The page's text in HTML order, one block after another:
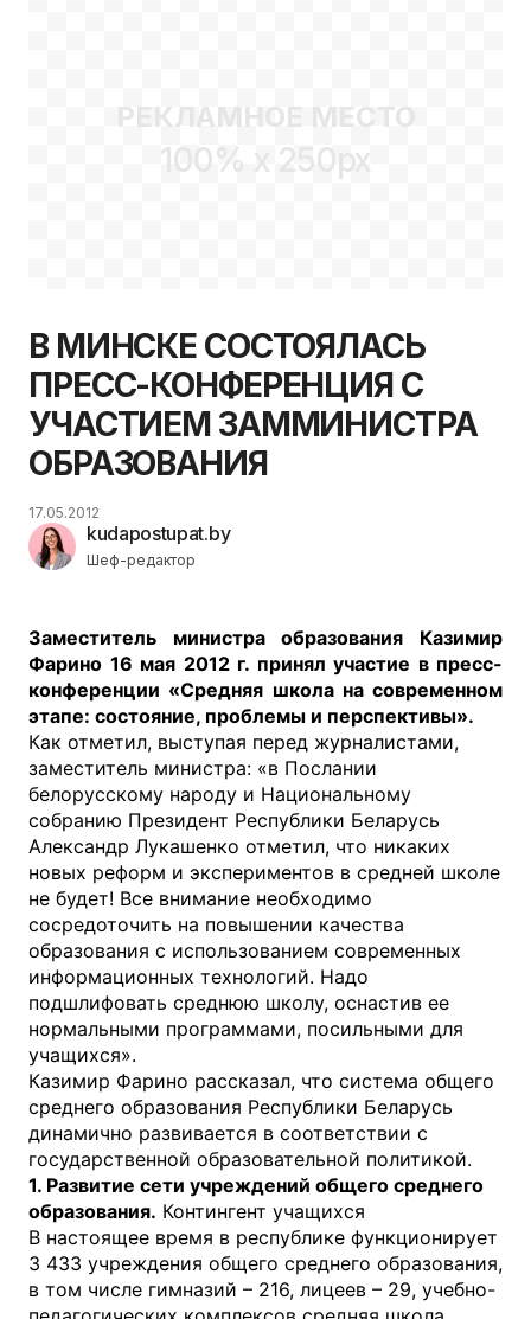
РЕКЛАМНОЕ МЕСТО
100% x 250px
В МИНСКЕ СОСТОЯЛАСЬ
ПРЕСС-КОНФЕРЕНЦИЯ С
УЧАСТИЕМ ЗАММИНИСТРА
ОБРАЗОВАНИЯ
kudapostupat.by
Шеф-редактор
17.05.2012
Заместитель министра образования Казимир
Фарино 16 мая 2012 г. принял участие в пресс-
конференции «Средняя школа на современном
этапе: состояние, проблемы и перспективы».
Как отметил, выступая перед журналистами,
заместитель министра: «в Послании
белорусскому народу и Национальному
собранию Президент Республики Беларусь
Александр Лукашенко отметил, что никаких
новых реформ и экспериментов в средней школе
не будет! Все внимание необходимо
сосредоточить на повышении качества
образования с использованием современных
информационных технологий. Надо
подшлифовать среднюю школу, оснастив ее
нормальными программами, посильными для
учащихся».
Казимир Фарино рассказал, что система общего
среднего образования Республики Беларусь
динамично развивается в соответствии с
государственной образовательной политикой.
1. Развитие сети учреждений общего среднего
образования. Контингент учащихся
В настоящее время в республике функционирует
3 433 учреждения общего среднего образования,
в том числе гимназий – 216, лицеев – 29, учебно-